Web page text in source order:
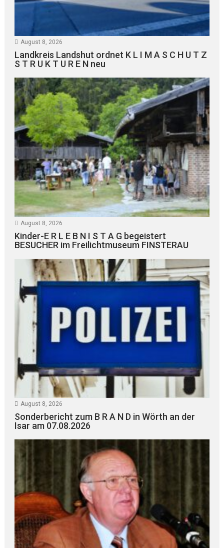
August 8, 2026
Landkreis Landshut ordnet K L I M A S C H U T Z
S T R U K T U R E N neu
August 8, 2026
Kinder-E R L E B N I S T A G begeistert
BESUCHER im Freilichtmuseum FINSTERAU
August 8, 2026
Sonderbericht zum B R A N D in Wörth an der
Isar am 07.08.2026